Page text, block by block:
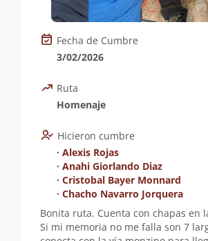
Fecha de Cumbre
3/02/2026
Ruta
Homenaje
Hicieron cumbre
∙ Alexis Rojas
∙ Anahi Giorlando Diaz
∙ Cristobal Bayer Monnard
∙ Chacho Navarro Jorquera
Bonita ruta. Cuenta con chapas en
Si mi memoria no me falla son 7